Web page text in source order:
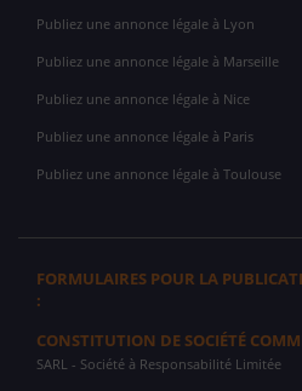
Publiez une annonce légale à Lyon
Publiez une annonce légale à Marseille
Publiez une annonce légale à Nice
Publiez une annonce légale à Paris
Publiez une annonce légale à Toulouse
FORMULAIRES POUR LA
:
CONSTITUTION DE SOCIÉTÉ
SARL - Société à Responsabilité Limitée